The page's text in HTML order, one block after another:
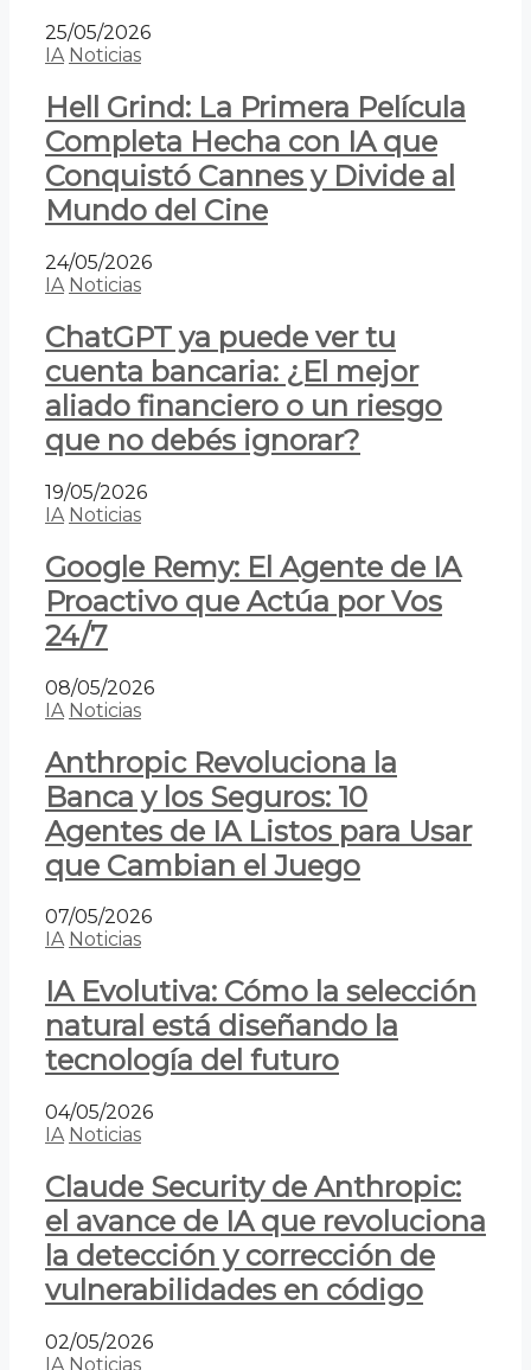
25/05/2026
IA Noticias
Hell Grind: La Primera Película
Completa Hecha con IA que
Conquistó Cannes y Divide al
Mundo del Cine
24/05/2026
IA Noticias
ChatGPT ya puede ver tu
cuenta bancaria: ¿El mejor
aliado financiero o un riesgo
que no debés ignorar?
19/05/2026
IA Noticias
Google Remy: El Agente de IA
Proactivo que Actúa por Vos
24/7
08/05/2026
IA Noticias
Anthropic Revoluciona la
Banca y los Seguros: 10
Agentes de IA Listos para Usar
que Cambian el Juego
07/05/2026
IA Noticias
IA Evolutiva: Cómo la selección
natural está diseñando la
tecnología del futuro
04/05/2026
IA Noticias
Claude Security de Anthropic:
el avance de IA que revoluciona
la detección y corrección de
vulnerabilidades en código
02/05/2026
IA Noticias